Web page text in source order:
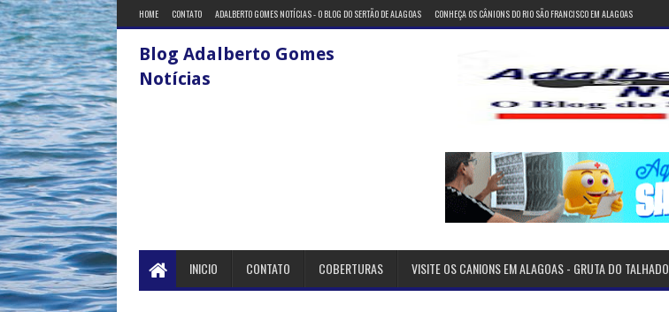
HOME CONTATO ADALBERTO GOMES NOTÍCIAS - O BLOG DO SERTÃO DE ALAGOAS CONHEÇA OS CÂNIONS DO RIO SÃO FRANCISCO EM ALAGOAS
Blog Adalberto Gomes
Notícias
INICIO CONTATO COBERTURAS VISITE OS CANIONS EM ALAGOAS - GRUTA DO TALHADO